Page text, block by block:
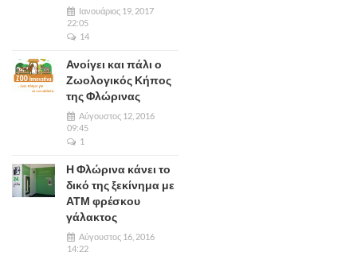
Ιανουάριος 19, 2017
22:05
14
Ανοίγει και πάλι ο
Ζωολογικός Κήπος
της Φλώρινας
Αύγουστος 12, 2016
09:45
1
Η Φλώρινα κάνει το
δικό της ξεκίνημα με
ΑΤΜ φρέσκου
γάλακτος
Αύγουστος 16, 2016
14:22